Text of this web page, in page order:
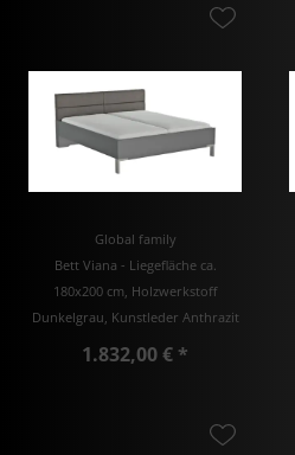
Global family
Bett Viana - Liegefläche ca.
180x200 cm, Holzwerkstoff
Dunkelgrau, Kunstleder Anthrazit
1.832,00 € *